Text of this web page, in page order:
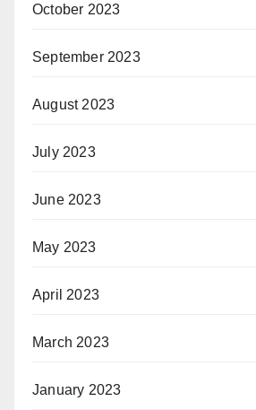
October 2023
September 2023
August 2023
July 2023
June 2023
May 2023
April 2023
March 2023
January 2023